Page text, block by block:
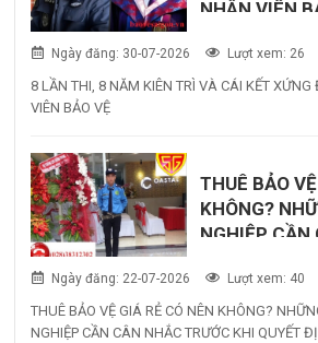
NHÂN VIÊN
Ngày đăng: 30-07-2026 Lượt xem: 26
8 LẦN THI, 8 NĂM KIÊN TRÌ VÀ CÁI KẾT
VIÊN BẢO VỆ
THUÊ BẢO
KHÔNG?
NGHIỆP CẦN
Ngày đăng: 22-07-2026 Lượt xem: 40
THUÊ BẢO VỆ GIÁ RẺ CÓ NÊN KHÔNG?
NGHIỆP CẦN CÂN NHẮC TRƯỚC KHI QUYẾT